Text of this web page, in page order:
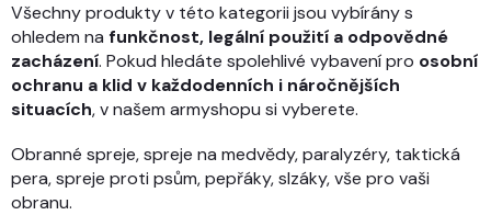
Všechny produkty v této kategorii jsou vybírány s
ohledem na funkčnost, legální použití a odpovědné
zacházení. Pokud hledáte spolehlivé vybavení pro osobní
ochranu a klid v každodenních i náročnějších
situacích, v našem armyshopu si vyberete.
Obranné spreje, spreje na medvědy, paralyzéry, taktická
pera, spreje proti psům, pepřáky, slzáky, vše pro vaši
obranu.